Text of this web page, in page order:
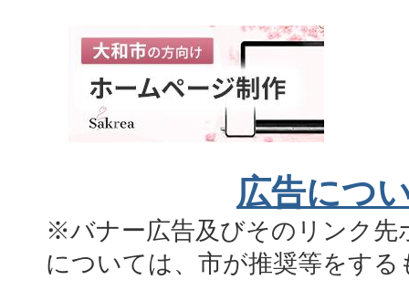
広告につ
※バナー広告及びそのリンク先
については、市が推奨等をす